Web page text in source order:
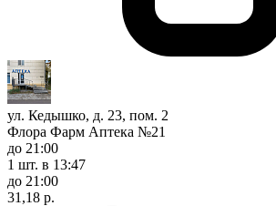
ул. Кедышко, д. 23, пом. 2
Флора Фарм Аптека №21
до 21:00
1 шт. в 13:47
до 21:00
31,18 р.